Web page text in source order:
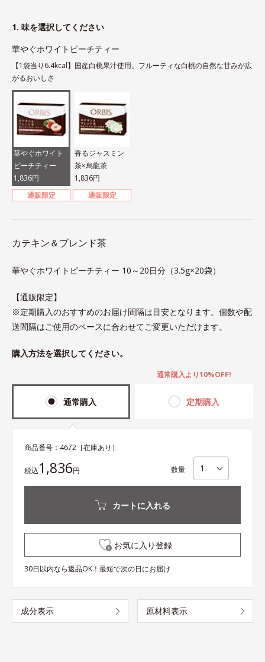
1. 味を選択してください
華やぐホワイトピーチティー
【1袋当り6.4kcal】国産白桃果汁使用。フルーティな白桃の自然な甘みが広
がるおいしさ
華やぐホワイト
ピーチティー
1,836円
通販限定
香るジャスミン
茶×烏龍茶
1,836円
通販限定
カテキン＆ブレンド茶
華やぐホワイトピーチティー 10～20日分（3.5g×20袋）
【通販限定】
※定期購入のおすすめのお届け間隔は目安となります。個数や配
送間隔はご使用のペースに合わせてご変更いただけます。
購入方法を選択してください。
通常購入 定期購入
通常購入より10%OFF!
商品番号： 4672 ［在庫あり］
税込1,836円 数量
カートに入れる
お気に入り登録
30日以内なら返品OK！最短で次の日にお届け
成分表示 原材料表示